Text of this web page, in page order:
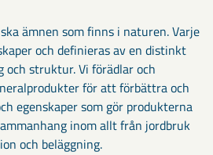
ämnen som finns i naturen. Varje
och definieras av en distinkt
och struktur. Vi förädlar och
för att förbättra och
egenskaper som gör produkterna
inom allt från jordbruk
och beläggning.